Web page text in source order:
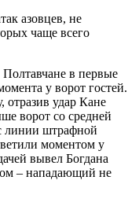
азовцев, не
чаще всего
Полтавчане в первые
у ворот гостей.
отразив удар Кане
ворот со средней
линии штрафной
моментом у
вывел Богдана
– нападающий не